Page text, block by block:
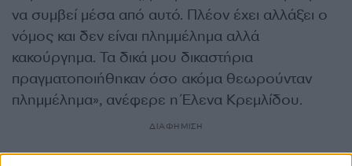
να συμβεί μέσα από αυτό. Πλέον έχει αλλάξει ο
νόμος και δεν είναι πλημμέλημα αλλά
κακούργημα. Τα δικά μου δικαστήρια
πραγματοποιήθηκαν όσο ακόμα θεωρούνταν
πλημμέλημα», ανέφερε η Έλενα Κρεμλίδου.
ΔΙΑΦΗΜΙΣΗ